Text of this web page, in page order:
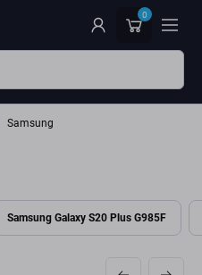
0
Samsung
Samsung Galaxy S20 Plus G985F